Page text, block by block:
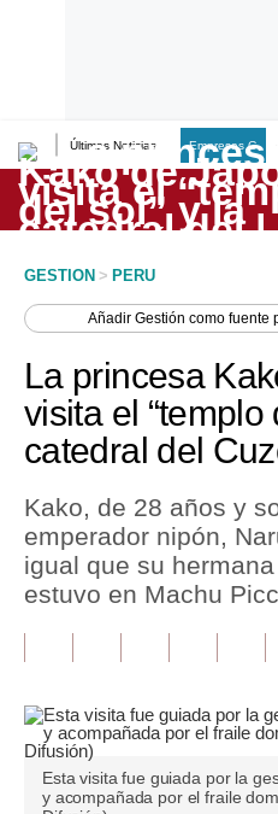
Últimas Noticias Empresas G
Lo último
Peru Quiosco
Economía
Mercados
Política
Tu Dinero
Finanzas Personales
Plus G
Opinión
GESTION > PERU
AñadirGestión como fuente
La princesa
visita el “templo
catedral del
Kako, de 28 años y
emperador nipón,
igual que su
estuvo en Machu
Esta visita fue guiada por la
y acompañada por el fraile